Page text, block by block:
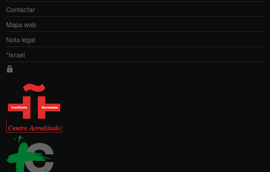
Contactar
Mapa web
Nota legal
*Israel